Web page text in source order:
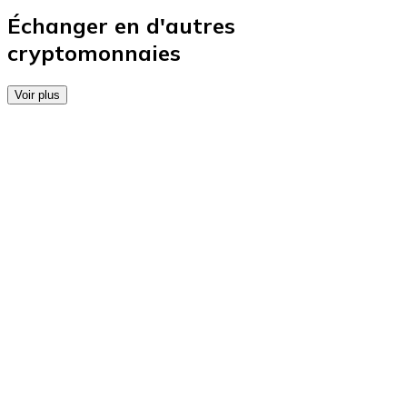
Achetez des cartes-cadeaux de vos marques
Aller à la boutique de cartes-cadeaux
Échanger en d'autres
cryptomonnaies
Voir plus